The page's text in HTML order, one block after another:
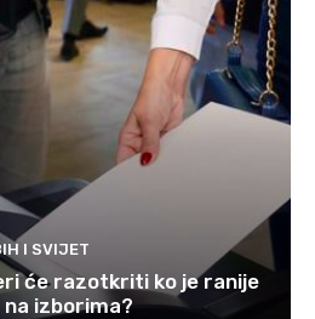
I SVIJET
će razotkriti ko je ranije
izborima?